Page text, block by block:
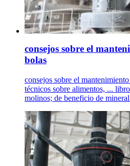
consejos sobre el
bolas
consejos sobre el
técnicos sobre alimentos, ...
molinos; de beneficio de